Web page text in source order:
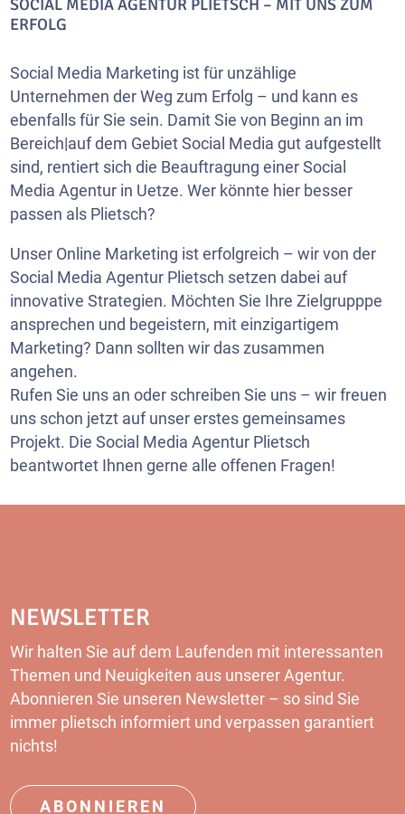
SOCIAL MEDIA AGENTUR PLIETSCH – MIT UNS ZUM
ERFOLG
Social Media Marketing ist für unzählige
Unternehmen der Weg zum Erfolg – und kann es
ebenfalls für Sie sein. Damit Sie von Beginn an im
Bereich|auf dem Gebiet Social Media gut aufgestellt
sind, rentiert sich die Beauftragung einer Social
Media Agentur in Uetze. Wer könnte hier besser
passen als Plietsch?
Unser Online Marketing ist erfolgreich – wir von der
Social Media Agentur Plietsch setzen dabei auf
innovative Strategien. Möchten Sie Ihre Zielgrupppe
ansprechen und begeistern, mit einzigartigem
Marketing? Dann sollten wir das zusammen
angehen.
Rufen Sie uns an oder schreiben Sie uns – wir freuen
uns schon jetzt auf unser erstes gemeinsames
Projekt. Die Social Media Agentur Plietsch
beantwortet Ihnen gerne alle offenen Fragen!
NEWSLETTER
Wir halten Sie auf dem Laufenden mit interessanten
Themen und Neuigkeiten aus unserer Agentur.
Abonnieren Sie unseren Newsletter – so sind Sie
immer plietsch informiert und verpassen garantiert
nichts!
ABONNIEREN